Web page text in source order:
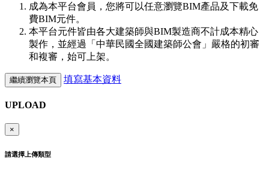
成為本平台會員，您將可以任意瀏覽BIM產品及下載免
費BIM元件。
本平台元件皆由各大建築師與BIM製造商不計成本精心
製作，並經過「中華民國全國建築師公會」嚴格的初審
和複審，始可上架。
繼續瀏覽本頁 填寫基本資料
UPLOAD
×
請選擇上傳類型